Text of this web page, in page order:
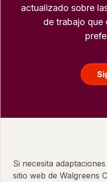
actualizado sobre
de trabajo que
Si necesita
sitio web de Walgreens